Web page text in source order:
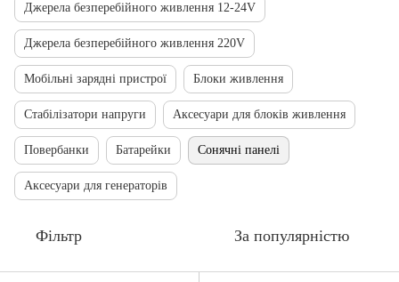
Джерела безперебійного живлення 12-24V
Джерела безперебійного живлення 220V
Мобільні зарядні пристрої Блоки живлення
Стабілізатори напруги Аксесуари для блоків живлення
Повербанки Батарейки Сонячні панелі
Аксесуари для генераторів
Фільтр За популярністю